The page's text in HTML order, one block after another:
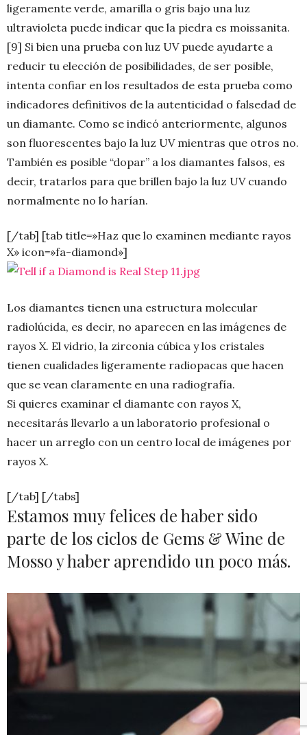
ligeramente verde, amarilla o gris bajo una luz
ultravioleta puede indicar que la piedra es moissanita.
[9] Si bien una prueba con luz UV puede ayudarte a
reducir tu elección de posibilidades, de ser posible,
intenta confiar en los resultados de esta prueba como
indicadores definitivos de la autenticidad o falsedad de
un diamante. Como se indicó anteriormente, algunos
son fluorescentes bajo la luz UV mientras que otros no.
También es posible “dopar” a los diamantes falsos, es
decir, tratarlos para que brillen bajo la luz UV cuando
normalmente no lo harían.
[/tab] [tab title=»Haz que lo examinen mediante rayos
X» icon=»fa-diamond»]
Los diamantes tienen una estructura molecular
radiolúcida, es decir, no aparecen en las imágenes de
rayos X. El vidrio, la zirconia cúbica y los cristales
tienen cualidades ligeramente radiopacas que hacen
que se vean claramente en una radiografía.
Si quieres examinar el diamante con rayos X,
necesitarás llevarlo a un laboratorio profesional o
hacer un arreglo con un centro local de imágenes por
rayos X.
[/tab] [/tabs]
Estamos muy felices de haber sido
parte de los ciclos de Gems & Wine de
Mosso y haber aprendido un poco más.